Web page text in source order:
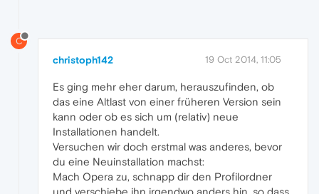
C
christoph142 19 Oct 2014, 11:05
Es ging mehr eher darum, herauszufinden, ob
das eine Altlast von einer früheren Version sein
kann oder ob es sich um (relativ) neue
Installationen handelt.
Versuchen wir doch erstmal was anderes, bevor
du eine Neuinstallation machst:
Mach Opera zu, schnapp dir den Profilordner